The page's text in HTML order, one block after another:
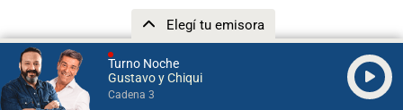
Turno Noche
Gustavo y Chiqui
Cadena 3
Elegí tu emisora